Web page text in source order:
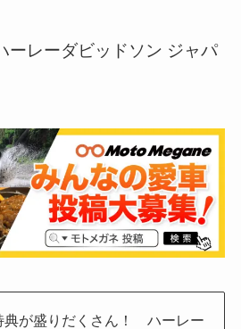
ーレーダビッドソン ジャパ
典が盛りだくさん！ ハーレー